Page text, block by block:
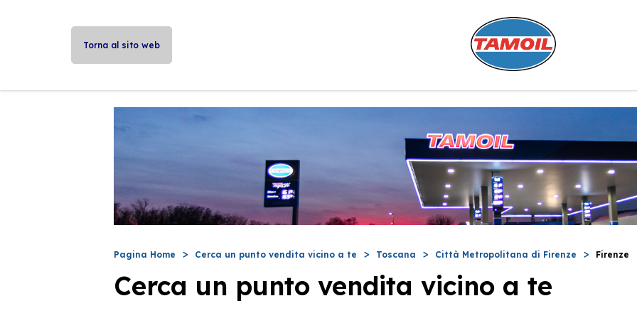
Torna al sito web
Pagina Home Cerca un punto vendita vicino a te Toscana Città Metropolitana di Firenze Firenze
Cerca un punto vendita vicino a te